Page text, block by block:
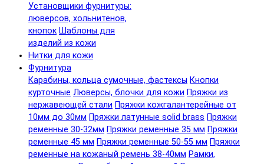
Установщики фурнитуры:
люверсов, хольнитенов,
кнопок Шаблоны для
изделий из кожи
Нитки для кожи
Фурнитура
Карабины, кольца сумочные, фастексы Кнопки
курточные Люверсы, блочки для кожи Пряжки из
нержавеющей стали Пряжки кожгалантерейные от
10мм до 30мм Пряжки латунные solid brass Пряжки
ременные 30-32мм Пряжки ременные 35 мм Пряжки
ременные 45 мм Пряжки ременные 50-55 мм Пряжки
ременные на кожаный ремень 38-40мм Рамки,